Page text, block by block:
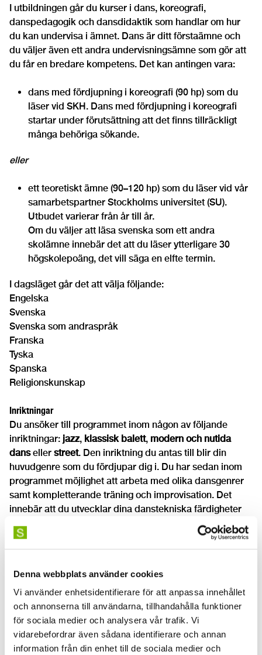
Denna webbplats använder cookies
Vi använder enhetsidentifierare för att anpassa innehållet
och annonserna till användarna, tillhandahålla funktioner
för sociala medier och analysera vår trafik. Vi
vidarebefordrar även sådana identifierare och annan
information från din enhet till de sociala medier och
I utbildningen går du kurser i dans, koreografi,
danspedagogik och dansdidaktik som handlar om hur
du kan undervisa i ämnet. Dans är ditt förstaämne och
du väljer även ett andra undervisningsämne som gör att
du får en bredare kompetens. Det kan antingen vara:
dans med fördjupning i koreografi (90 hp) som du
läser vid SKH. Dans med fördjupning i koreografi
startar under förutsättning att det finns tillräckligt
många behöriga sökande.
eller
ett teoretiskt ämne (90–120 hp) som du läser vid vår
samarbetspartner Stockholms universitet (SU).
Utbudet varierar från år till år.
Om du väljer att läsa svenska som ett andra
skolämne innebär det att du läser ytterligare 30
högskolepoäng, det vill säga en elfte termin.
I dagsläget går det att välja följande:
Engelska
Svenska
Svenska som andraspråk
Franska
Tyska
Spanska
Religionskunskap
Inriktningar
Du ansöker till programmet inom någon av följande
inriktningar: jazz, klassisk balett, modern och nutida
danseller street. Den inriktning du antas till blir din
huvudgenre som du fördjupar dig i. Du har sedan inom
programmet möjlighet att arbeta med olika dansgenrer
samt kompletterande träning och improvisation. Det
innebär att du utvecklar dina danstekniska färdigheter
och att du arbetar med kroppsliga och estetiska uttryck
som fördjupar din konstnärliga förmåga.
Under utbildningen lär du dig även sådant som är
centralt kopplat till din yrkesroll som lärare. I den
utbildningsvetenskapliga kärnan (UVK) behandlas
undervisning och lärande, etik och värdegrund, det
pedagogiska ledarskapet, skolans organisation och
styrdokument, lärarens samhällsuppdrag,